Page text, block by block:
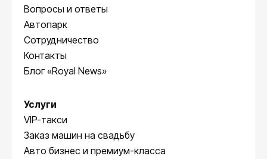
Вопросы и ответы
Автопарк
Сотрудничество
Контакты
Блог «Royal News»
Услуги
VIP-такси
Заказ машин на свадьбу
Авто бизнес и премиум-класса